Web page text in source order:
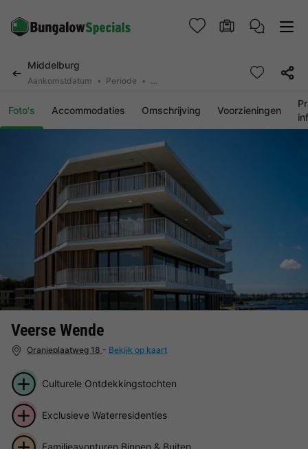
Middelburg
Aankomstdatum Periode 2 personen, 0 huisdier
Foto's Accommodaties Omschrijving Voorzieningen
Veerse Wende
Oranjeplaatweg 18 - Bekijk op kaart
Culturele Ontdekkingstochten
Exclusieve Waterresidenties
Familieavonturen Binnen & Buiten